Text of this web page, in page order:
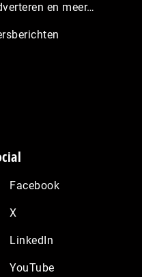
en meer…
Facebook
X
LinkedIn
YouTube